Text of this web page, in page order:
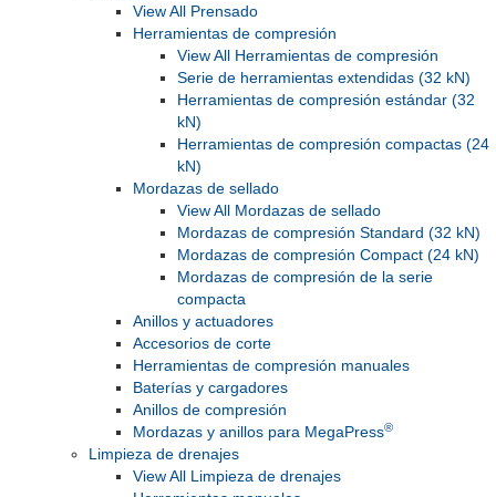
View All Prensado
Herramientas de compresión
View All Herramientas de compresión
Serie de herramientas extendidas (32 kN)
Herramientas de compresión estándar (32
kN)
Herramientas de compresión compactas (24
kN)
Mordazas de sellado
View All Mordazas de sellado
Mordazas de compresión Standard (32 kN)
Mordazas de compresión Compact (24 kN)
Mordazas de compresión de la serie
compacta
Anillos y actuadores
Accesorios de corte
Herramientas de compresión manuales
Baterías y cargadores
Anillos de compresión
Mordazas y anillos para MegaPress®
Limpieza de drenajes
View All Limpieza de drenajes